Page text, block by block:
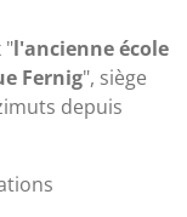
"l'ancienne école
Fernig", siège
depuis